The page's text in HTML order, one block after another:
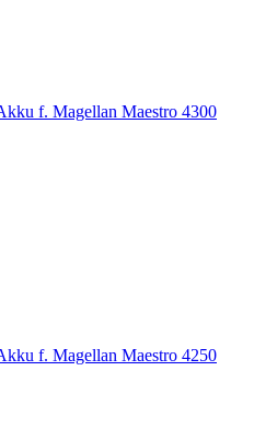
f. Magellan Maestro 4300
f. Magellan Maestro 4250